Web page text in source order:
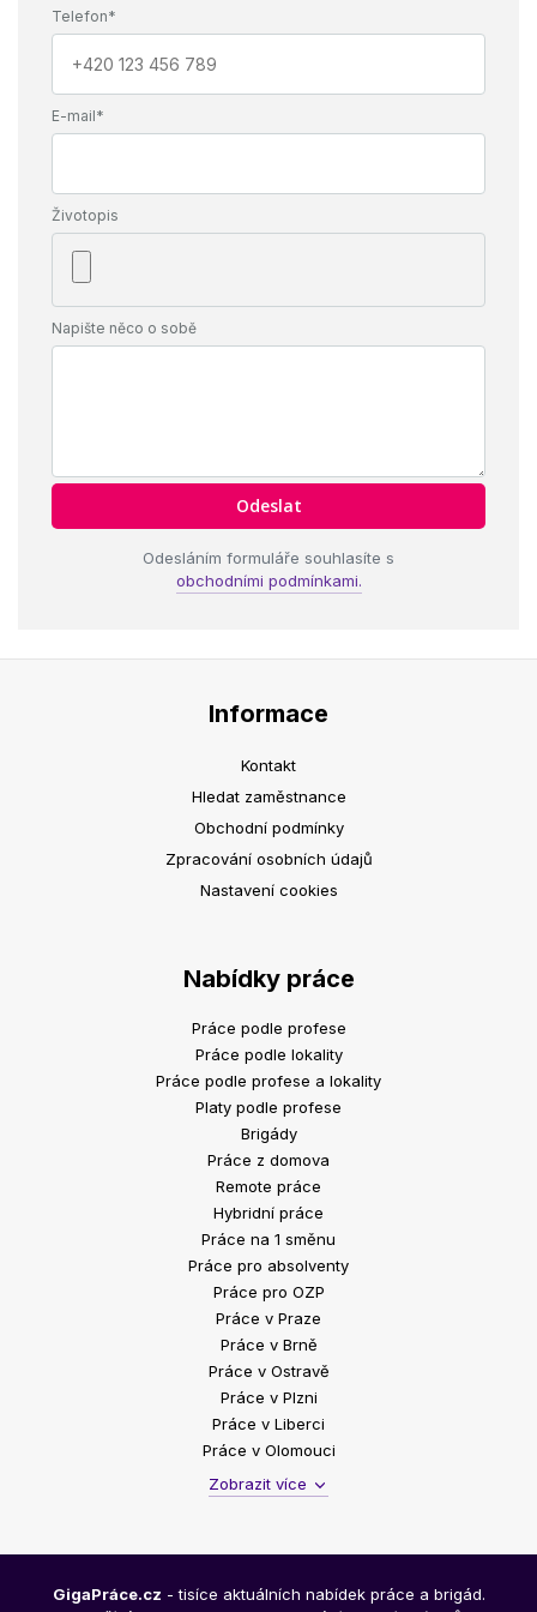
Telefon*
E-mail*
Životopis
Napište něco o sobě
Odesláním formuláře souhlasíte s
obchodními podmínkami.
Informace
Kontakt
Hledat zaměstnance
Obchodní podmínky
Zpracování osobních údajů
Nastavení cookies
Nabídky práce
Práce podle profese
Práce podle lokality
Práce podle profese a lokality
Platy podle profese
Brigády
Práce z domova
Remote práce
Hybridní práce
Práce na 1 směnu
Práce pro absolventy
Práce pro OZP
Práce v Praze
Práce v Brně
Práce v Ostravě
Práce v Plzni
Práce v Liberci
Práce v Olomouci
Zobrazit více
GigaPráce.cz - tisíce aktuálních nabídek práce a brigád.